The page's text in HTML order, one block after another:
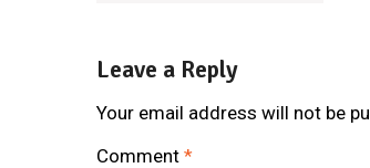
Leave a Reply
Your email address will not be
Comment *